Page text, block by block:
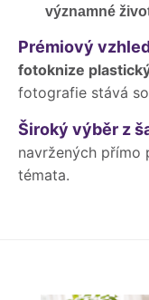
významné
Prémiový
fotoknize
fotografie stává
Široký výběr z
navržených přímo
témata.